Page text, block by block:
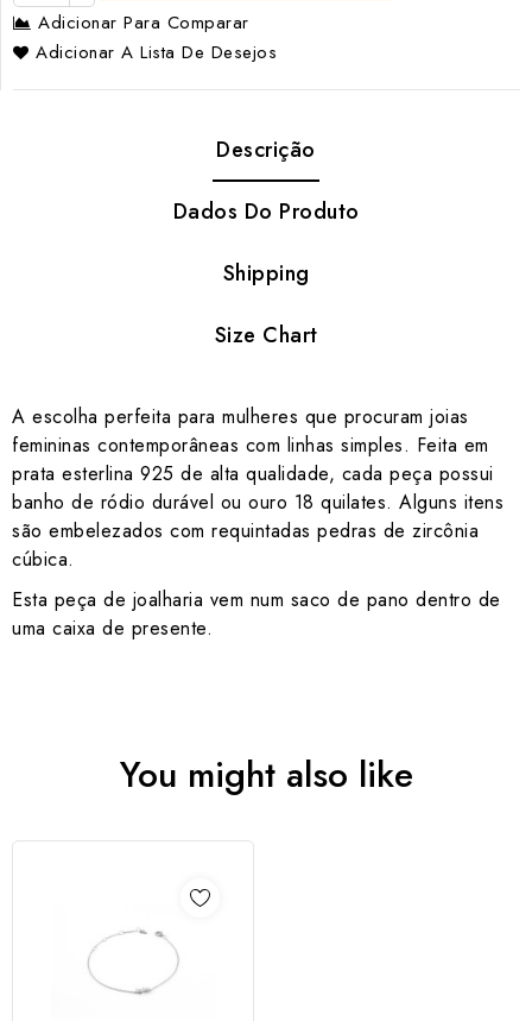
Adicionar Para Comparar
Adicionar A Lista De Desejos
Descrição
Dados Do Produto
Shipping
Size Chart
A escolha perfeita para mulheres que procuram joias
femininas contemporâneas com linhas simples. Feita em
prata esterlina 925 de alta qualidade, cada peça possui
banho de ródio durável ou ouro 18 quilates. Alguns itens
são embelezados com requintadas pedras de zircônia
cúbica.
Esta peça de joalharia vem num saco de pano dentro de
uma caixa de presente.
You might also like